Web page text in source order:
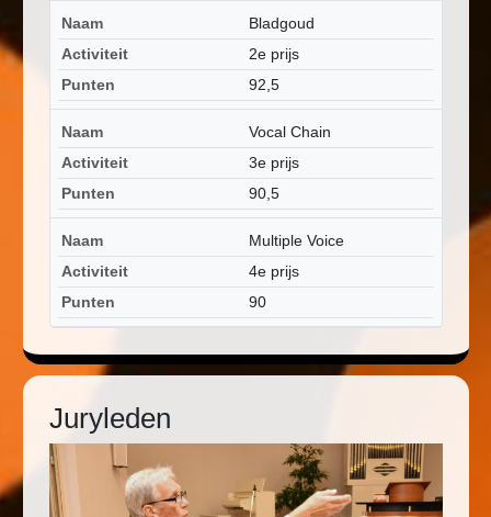
Naam
Bladgoud
Activiteit
2e prijs
Punten
92,5
Naam
Vocal Chain
Activiteit
3e prijs
Punten
90,5
Naam
Multiple Voice
Activiteit
4e prijs
Punten
90
Juryleden